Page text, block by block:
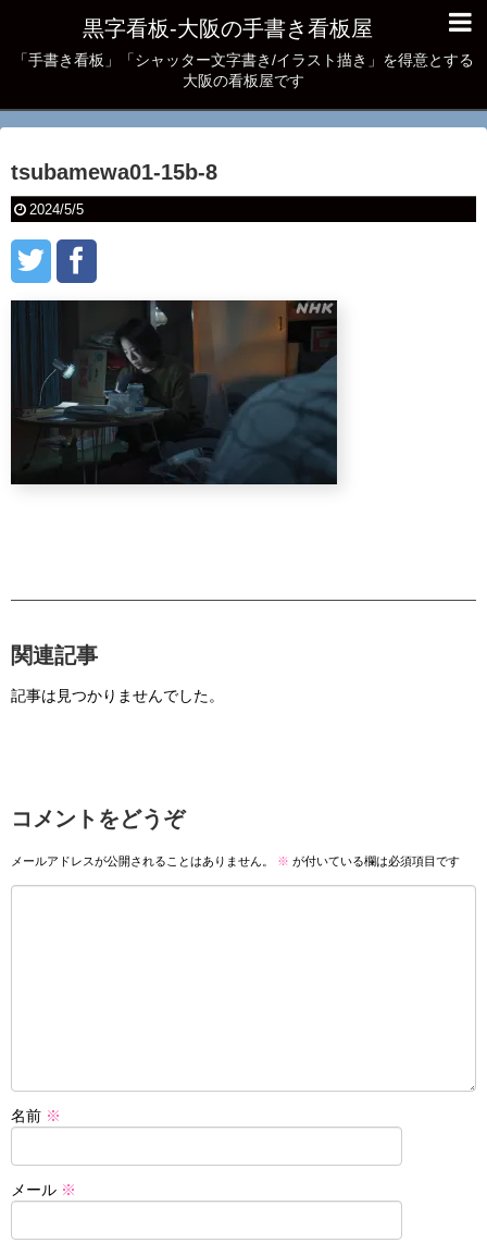
黒字看板‐大阪の手書き看板屋
「手書き看板」「シャッター文字書き/イラスト描き」を得意とする
大阪の看板屋です
tsubamewa01-15b-8
2024/5/5
関連記事
記事は見つかりませんでした。
コメントをどうぞ
メールアドレスが公開されることはありません。 ※ が付いている欄は必須項目です
名前 ※
メール ※